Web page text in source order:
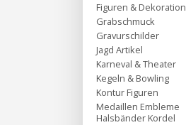
Figuren & Dekoration
Grabschmuck
Gravurschilder
Jagd Artikel
Karneval & Theater
Kegeln & Bowling
Kontur Figuren
Medaillen Embleme
Halsbänder Kordel